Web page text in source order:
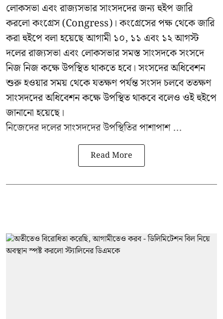
লোকসভা এবং রাজ্যসভার সাংসদদের জন্য হুইপ জারি
করলো কংগ্রেস (Congress)। কংগ্রেসের পক্ষ থেকে জারি
করা হুইপে বলা হয়েছে আগামী ১০, ১১ এবং ১২ আগস্ট
দলের রাজ্যসভা এবং লোকসভার সমস্ত সাংসদকে সংসদে
নিজ নিজ কক্ষে উপস্থিত থাকতে হবে। সংসদের অধিবেশন
শুরু হওয়ার সময় থেকে যতক্ষণ পর্যন্ত সংসদ চলবে ততক্ষণ
সাংসদদের অধিবেশন কক্ষে উপস্থিত থাকবে বলেও ওই হুইপে
জানানো হয়েছে।
নিজেদের দলের সাংসদদের উপস্থিতির পাশাপাশ ...
Read More